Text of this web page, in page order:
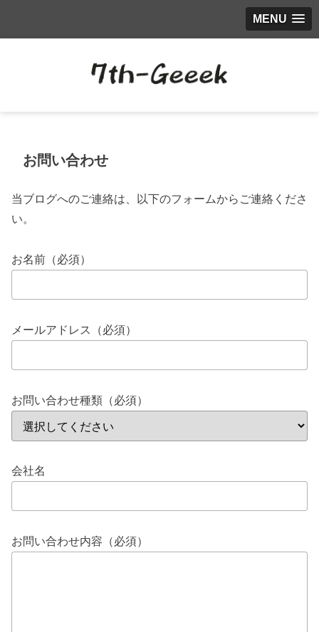
MENU
お問い合わせ
当ブログへのご連絡は、以下のフォームからご連絡くださ
い。
お名前（必須）
メールアドレス（必須）
お問い合わせ種類（必須）
会社名
お問い合わせ内容（必須）